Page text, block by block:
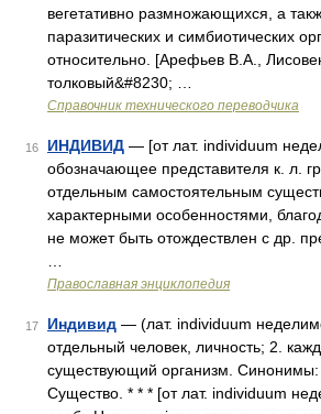
вегетативно размножающихся, а
паразитических и симбиотических
относительно. [Арефьев В.А.,
толковый&#8230; …
Справочник технического переводчика
16 ИНДИВИД — [от лат. individuum
обозначающее представителя к. л.
отдельным самостоятельным
характерными особенностями,
не может быть отождествлен с др.
Православная энциклопедия
17 Индивид — (лат. individuum
отдельный человек, личность; 2.
существующий организм. Синонимы:
Существо. * * * [от лат. individuum